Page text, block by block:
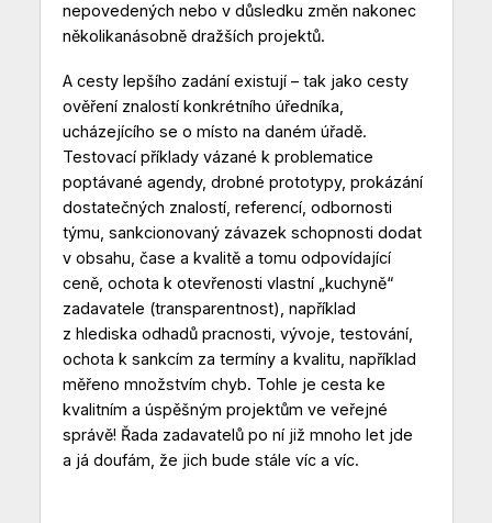
nepovedených nebo v důsledku změn nakonec
několikanásobně dražších projektů.
A cesty lepšího zadání existují – tak jako cesty
ověření znalostí konkrétního úředníka,
ucházejícího se o místo na daném úřadě.
Testovací příklady vázané k problematice
poptávané agendy, drobné prototypy, prokázání
dostatečných znalostí, referencí, odbornosti
týmu, sankcionovaný závazek schopnosti dodat
v obsahu, čase a kvalitě a tomu odpovídající
ceně, ochota k otevřenosti vlastní „kuchyně“
zadavatele (transparentnost), například
z hlediska odhadů pracnosti, vývoje, testování,
ochota k sankcím za termíny a kvalitu, například
měřeno množstvím chyb. Tohle je cesta ke
kvalitním a úspěšným projektům ve veřejné
správě! Řada zadavatelů po ní již mnoho let jde
a já doufám, že jich bude stále víc a víc.